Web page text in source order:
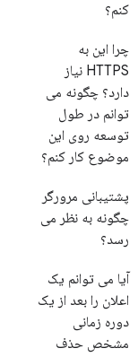
کنم؟
چرا این به
HTTPS نیاز
دارد؟ چگونه می
توانم در طول
توسعه روی این
موضوع کار کنم؟
پشتیبانی مرورگر
چگونه به نظر می
رسد؟
آیا می توانم یک
اعلان را بعد از یک
دوره زمانی
مشخص حذف